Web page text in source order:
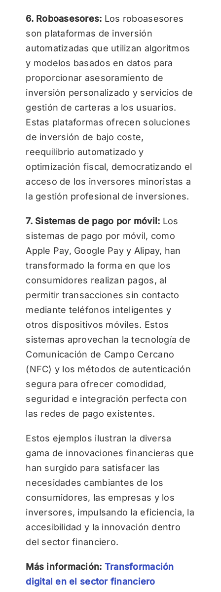
6. Roboasesores: Los roboasesores
son plataformas de inversión
automatizadas que utilizan algoritmos
y modelos basados en datos para
proporcionar asesoramiento de
inversión personalizado y servicios de
gestión de carteras a los usuarios.
Estas plataformas ofrecen soluciones
de inversión de bajo coste,
reequilibrio automatizado y
optimización fiscal, democratizando el
acceso de los inversores minoristas a
la gestión profesional de inversiones.
7. Sistemas de pago por móvil: Los
sistemas de pago por móvil, como
Apple Pay, Google Pay y Alipay, han
transformado la forma en que los
consumidores realizan pagos, al
permitir transacciones sin contacto
mediante teléfonos inteligentes y
otros dispositivos móviles. Estos
sistemas aprovechan la tecnología de
Comunicación de Campo Cercano
(NFC) y los métodos de autenticación
segura para ofrecer comodidad,
seguridad e integración perfecta con
las redes de pago existentes.
Estos ejemplos ilustran la diversa
gama de innovaciones financieras que
han surgido para satisfacer las
necesidades cambiantes de los
consumidores, las empresas y los
inversores, impulsando la eficiencia, la
accesibilidad y la innovación dentro
del sector financiero.
Más información: Transformación
digital en el sector financiero